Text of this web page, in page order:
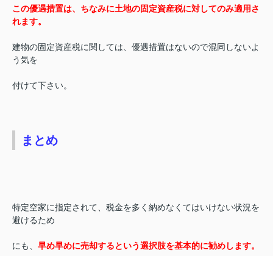
この優遇措置は、ちなみに土地の固定資産税に対してのみ適用さ
れます。
建物の固定資産税に関しては、優遇措置はないので混同しないよ
う気を
付けて下さい。
まとめ
特定空家に指定されて、税金を多く納めなくてはいけない状況を
避けるため
にも、 早め早めに売却するという選択肢を基本的に勧めします。